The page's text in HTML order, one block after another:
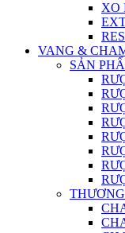
XO
VANG &
SẢN